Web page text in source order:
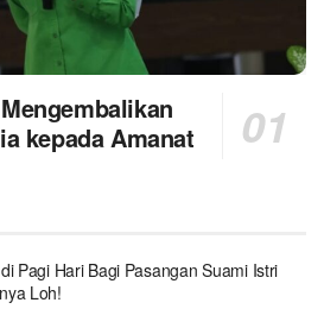
kepada Amanat
Pagi Hari Bagi Pasangan Suami Istri
Loh!